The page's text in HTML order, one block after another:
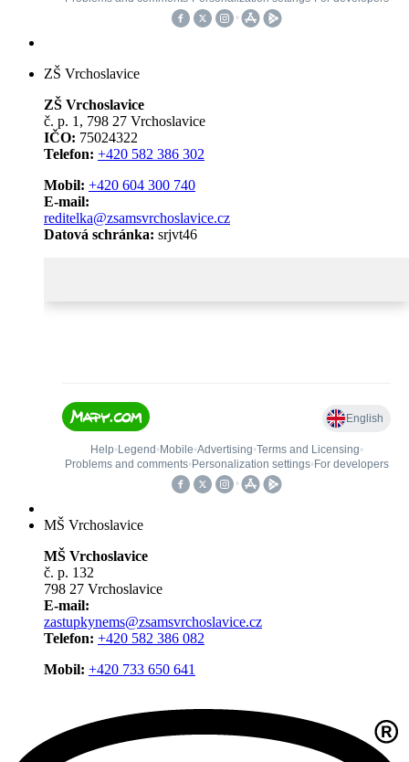
ZŠ Vrchoslavice
ZŠ Vrchoslavice
č. p. 1, 798 27 Vrchoslavice
IČO: 75024322
Telefon: +420 582 386 302
Mobil: +420 604 300 740
E-mail:
reditelka@zsamsvrchoslavice.cz
Datová schránka: srjvt46
MŠ Vrchoslavice
MŠ Vrchoslavice
č. p. 132
798 27 Vrchoslavice
E-mail:
zastupkynems@zsamsvrchoslavice.cz
Telefon: +420 582 386 082
Mobil: +420 733 650 641